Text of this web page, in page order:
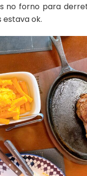
no forno para
estava ok.